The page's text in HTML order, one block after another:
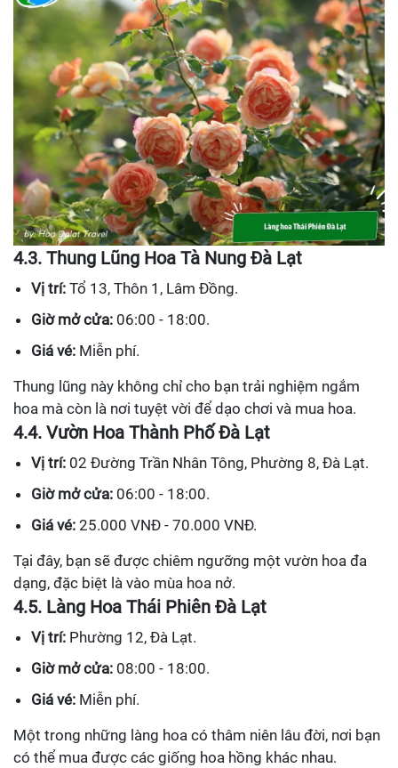
4.3. Thung Lũng Hoa Tà Nung Đà Lạt
Vị trí: Tổ 13, Thôn 1, Lâm Đồng.
Giờ mở cửa: 06:00 - 18:00.
Giá vé: Miễn phí.
Thung lũng này không chỉ cho bạn trải nghiệm ngắm
hoa mà còn là nơi tuyệt vời để dạo chơi và mua hoa.
4.4. Vườn Hoa Thành Phố Đà Lạt
Vị trí: 02 Đường Trần Nhân Tông, Phường 8, Đà Lạt.
Giờ mở cửa: 06:00 - 18:00.
Giá vé: 25.000 VNĐ - 70.000 VNĐ.
Tại đây, bạn sẽ được chiêm ngưỡng một vườn hoa đa
dạng, đặc biệt là vào mùa hoa nở.
4.5. Làng Hoa Thái Phiên Đà Lạt
Vị trí: Phường 12, Đà Lạt.
Giờ mở cửa: 08:00 - 18:00.
Giá vé: Miễn phí.
Một trong những làng hoa có thâm niên lâu đời, nơi bạn
có thể mua được các giống hoa hồng khác nhau.